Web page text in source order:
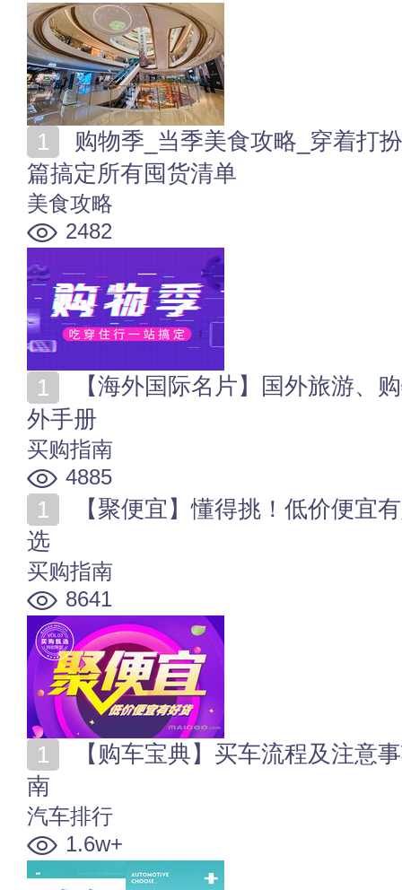
篇搞定所有囤货清单
美食攻略
2482
外手册
买购指南
4885
选
买购指南
8641
南
汽车排行
1.6w+